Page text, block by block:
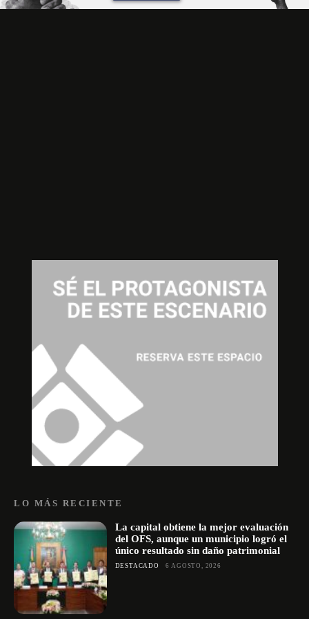
LO MÁS RECIENTE
La capital obtiene la mejor evaluación
del OFS, aunque un municipio logró el
único resultado sin daño patrimonial
DESTACADO 6 AGOSTO, 2026